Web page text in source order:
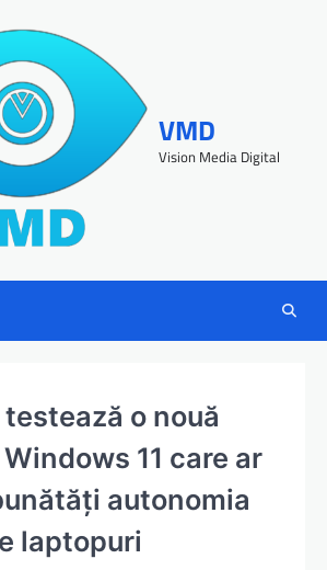
VMD
Vision Media Digital
o nouă
11 care ar
autonomia
laptopuri